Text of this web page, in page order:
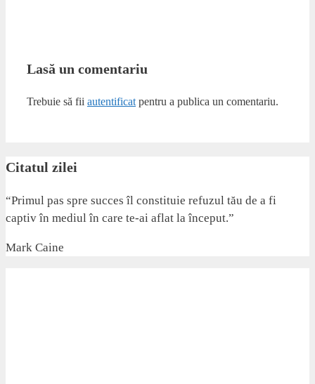
Lasă un comentariu
Trebuie să fii autentificat pentru a publica un comentariu.
Citatul zilei
“Primul pas spre succes îl constituie refuzul tău de a fi
captiv în mediul în care te-ai aflat la început.”
Mark Caine